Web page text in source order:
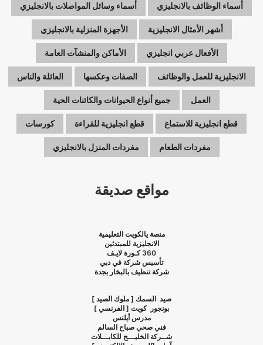
أسماء الوظائف بالانجليزي أسماء وسائل المواصلات بالانجليزي
أشهر الأمثال الانجليزية الأجهزة المنزلية بالانجليزي
الأفعال عربي انجليزي الأماكن والمنشآت العامة
الانجليزية للعمل والوظائف الصفات وعكسها العائلة والناس
العمل جميع أنواع الحيوانات والكائنات الحية
قطع انجليزية للاستماع قطع انجليزية للقراءة كورسات
مفردات الطعام مفردات المنزل بالانجليزي
مواقع صديقة
منصة يالكويت التعليمية
الانجليزية للمبتدئين
360 كـورة لايـف
تأسيس شركة في دبي
شركة تنظيف بالبخار بجدة
صيد السمك [ ملوك الصيد ]
بونجور كويت [ الفرنسي ]
مدرس أيلتس
فني صحي صباح السالم
شــركة الخليـــج للكابـــلات